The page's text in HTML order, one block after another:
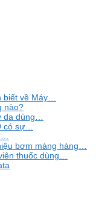
về Máy…
nào?
da dùng…
có sự…
bơm màng hàng…
thuốc dùng…